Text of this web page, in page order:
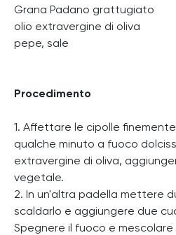
Grana Padano grattugiato
olio extravergine di oliva
pepe, sale
Procedimento
1. Affettare le cipolle
qualche minuto a fuoco
extravergine di oliva,
vegetale.
2. In un'altra padella mettere
scaldarlo e aggiungere due
Spegnere il fuoco e